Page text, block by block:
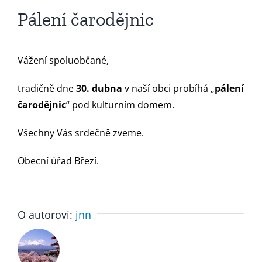
Pálení čarodějnic
Vážení spoluobčané,
tradičně dne30. dubna v naší obci probíhá „pálení
čarodějnic“ pod kulturním domem.
Všechny Vás srdečně zveme.
Obecní úřad Březí.
O autorovi: jnn